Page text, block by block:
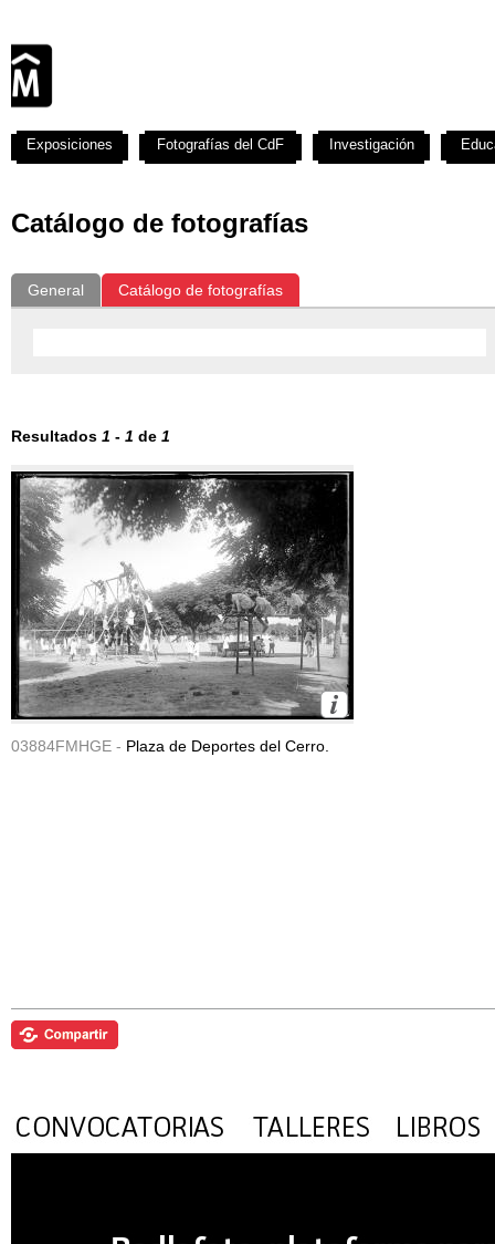
Catálogo de fotografías
General Catálogo de fotografías
Resultados 1 - 1 de 1
03884FMHGE - Plaza de Deportes del Cerro.
Exposiciones Fotografías del CdF Investigación